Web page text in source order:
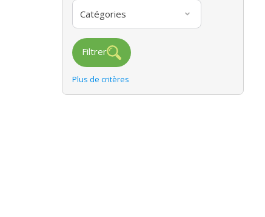
Catégories
Filtrer
Plus de critères